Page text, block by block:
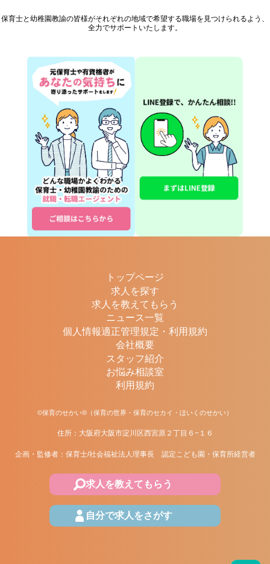
保育士と幼稚園教諭の皆様がそれぞれの地域で希望する職場を見つけられるよう、
全力でサポートいたします。
トップページ
求人を探す
求人を教えてもらう
ニュース一覧
個人情報適正管理規定・利用規約
会社概要
スタッフ紹介
お悩み相談室
利用規約
©保育のせかい®（保育の世界・保育のセカイ・ほいくのせかい）
住所：大阪府大阪市淀川区西宮原２丁目６−１６
企画・監修者：保育士/社会福祉法人理事長 認定こども園・保育所経営者
求人を教えてもらう
自分で求人をさがす